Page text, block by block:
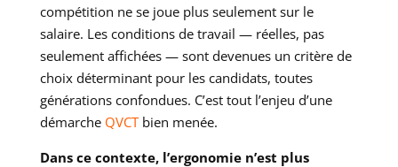
compétition ne se joue plus seulement sur le
salaire. Les conditions de travail — réelles, pas
seulement affichées — sont devenues un critère de
choix déterminant pour les candidats, toutes
générations confondues. C’est tout l’enjeu d’une
démarche QVCTbien menée.
Dans ce contexte, l’ergonomie n’est plus